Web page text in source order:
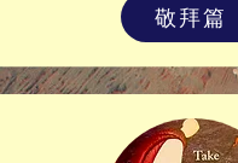
敬拜篇